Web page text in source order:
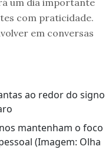
com praticidade.
em conversas
mantenham o foco
(Imagem: Olha